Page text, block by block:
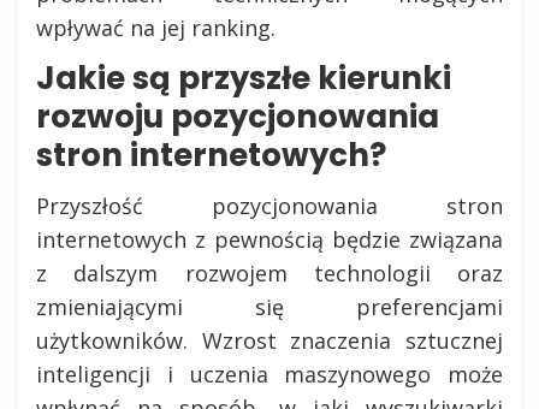
wpływać na jej ranking.
Jakie są przyszłe kierunki
rozwoju pozycjonowania
stron internetowych?
Przyszłość pozycjonowania stron
internetowych z pewnością będzie związana
z dalszym rozwojem technologii oraz
zmieniającymi się preferencjami
użytkowników. Wzrost znaczenia sztucznej
inteligencji i uczenia maszynowego może